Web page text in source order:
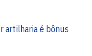
artilharia é bônus